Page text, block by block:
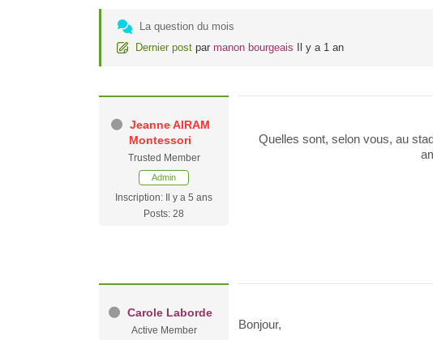
La question du mois
Dernier post par manon bourgeais Il y a 1 an
Jeanne AIRAM
Montessori
Trusted Member
Admin
Inscription: Il y a 5 ans
Posts: 28
Quelles sont, selon vous, au
Carole Laborde
Active Member
Bonjour,